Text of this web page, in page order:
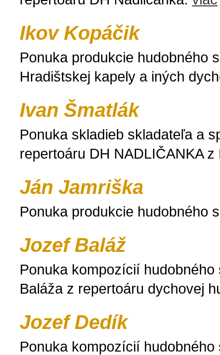
Ikov Kopáčik
Ponuka produkcie hudobného
Hradištskej kapely a iných
Ivan Šmatlák
Ponuka skladieb skladateľa a
repertoáru DH NADLIČANKA
Ján Jamriška
Ponuka produkcie hudobného
Jozef Baláž
Ponuka kompozícií
Baláža z repertoáru dychovej
Jozef Dedík
Ponuka kompozícií